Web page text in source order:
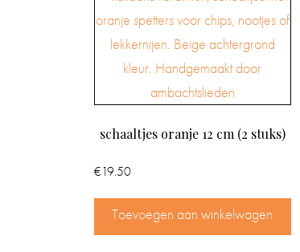
schaaltjes oranje 12 cm (2 stuks)
€19.50
Toevoegen aan winkelwagen